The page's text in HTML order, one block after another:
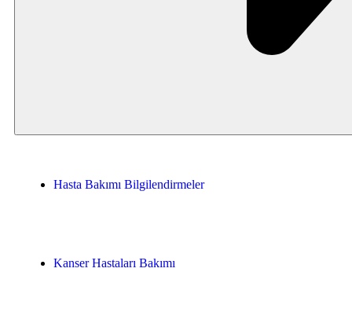
Hasta Bakımı Bilgilendirmeler
Kanser Hastaları Bakımı